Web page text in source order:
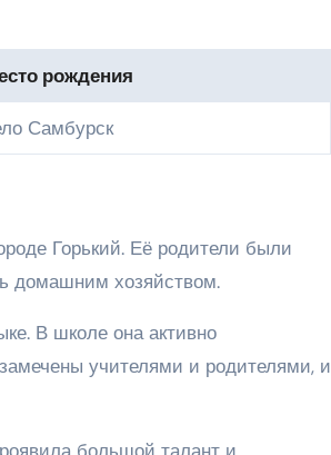
рождения
Самбурск
Горький. Её родители были
домашним хозяйством.
В школе она активно
учителями и родителями, и